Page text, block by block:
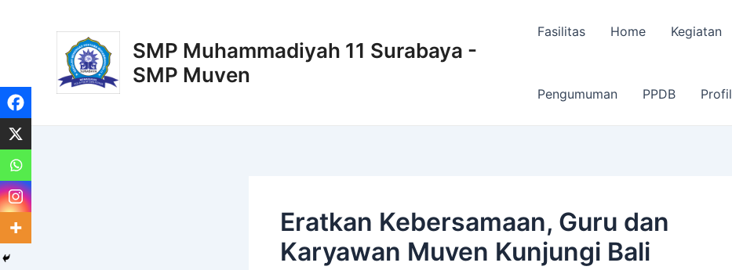
SMP Muhammadiyah 11 Surabaya -
SMP Muven
Fasilitas Home Kegiatan
Pengumuman PPDB Profil
Eratkan Kebersamaan, Guru dan
Karyawan Muven Kunjungi Bali